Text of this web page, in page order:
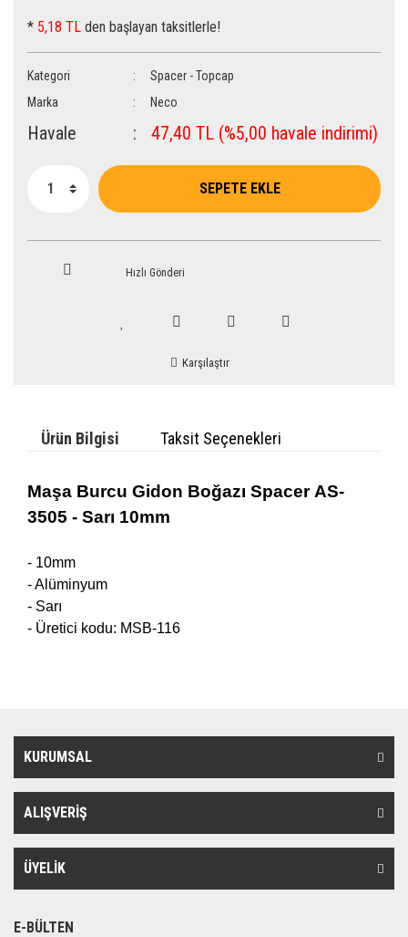
* 5,18 TL den başlayan taksitlerle!
Kategori
Spacer - Topcap
Marka
Neco
Havale 47,40 TL (%5,00 havale indirimi)
SEPETE EKLE
Hızlı Gönderi
Karşılaştır
Ürün Bilgisi Taksit Seçenekleri
Maşa Burcu Gidon Boğazı Spacer AS-
3505 - Sarı 10mm
- 10mm
- Alüminyum
- Sarı
- Üretici kodu: MSB-116
KURUMSAL
ALIŞVERİŞ
ÜYELİK
E-BÜLTEN